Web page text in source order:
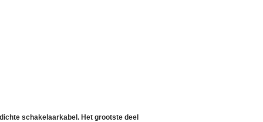
schakelaarkabel. Het grootste deel